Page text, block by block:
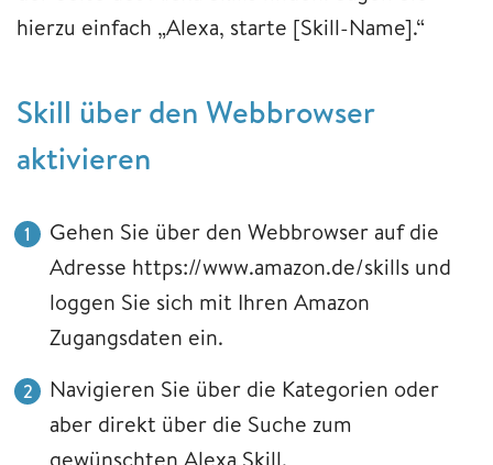
hierzu einfach „Alexa, starte [Skill-Name].“
Skill über den Webbrowser
aktivieren
Gehen Sie über den Webbrowser auf die
Adresse https://www.amazon.de/skills und
loggen Sie sich mit Ihren Amazon
Zugangsdaten ein.
Navigieren Sie über die Kategorien oder
aber direkt über die Suche zum
gewünschten Alexa Skill.